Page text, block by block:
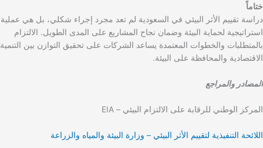
ختاماً
دراسة تقييم الأثر البيئي في السعودية لم تعد مجرد إجراء شكلي، بل هي عملية
استراتيجية لحماية البيئة وضمان نجاح المشاريع على المدى الطويل. الالتزام
بالمتطلبات والخطوات المعتمدة يساعد الشركات على تحقيق التوازن بين التنمية
الاقتصادية والمحافظة على البيئة.
المصادر والمراجع
المركز الوطني للرقابة على الالتزام البيئي – EIA
اللائحة التنفيذية لتقييم الأثر البيئي – وزارة البيئة والمياه والزراعة